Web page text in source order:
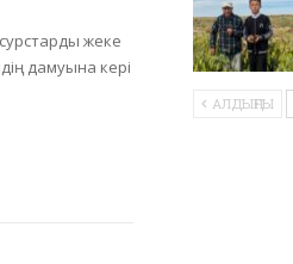
жеке
дамуына кері
АЛДЫҢҒЫ